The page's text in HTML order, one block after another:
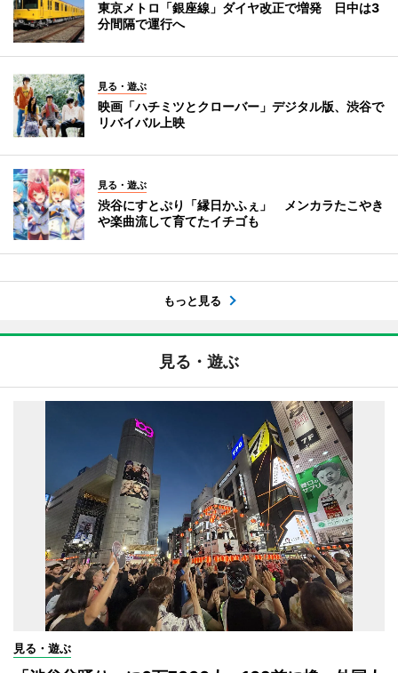
東京メトロ「銀座線」ダイヤ改正で増発 日中は3
分間隔で運行へ
見る・遊ぶ
映画「ハチミツとクローバー」デジタル版、渋谷で
リバイバル上映
見る・遊ぶ
渋谷にすとぷり「縁日かふぇ」 メンカラたこやき
や楽曲流して育てたイチゴも
もっと見る
見る・遊ぶ
見る・遊ぶ